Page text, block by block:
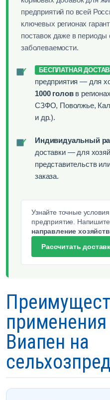
предприятий по всей
ключевых регионах
поставок даже в периоды
заболеваемости.
✓ БЕСПЛАТНАЯ
предприятия — для
1000 головв
СЗФО, Поволжье,
и др.).
✓ Индивидуальный
доставки — для
представительств
заказа.
Узнайте точные
предприятие.
направление
Рассчитать
Виапен на